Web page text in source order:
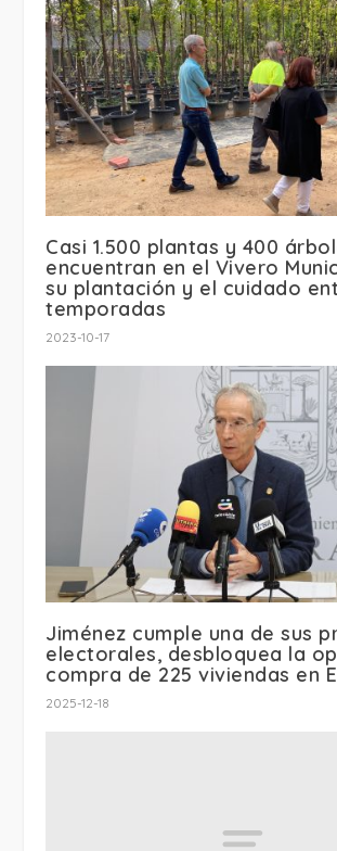
Casi 1.500 plantas y 400
encuentran en el Vivero
su plantación y el cuidado
temporadas
2023-10-17
Jiménez cumple una de sus
electorales, desbloquea la
compra de 225 viviendas en
2025-12-18